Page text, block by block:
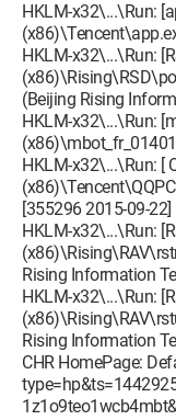
HKLM-x32\...\Run:
HKLM-x32\...\Run:
(Beijing Rising
HKLM-x32\...\Run:
HKLM-x32\...\Run: [
[355296 2015-09-22]
HKLM-x32\...\Run:
Rising Information
HKLM-x32\...\Run:
Rising Information
CHR HomePage: